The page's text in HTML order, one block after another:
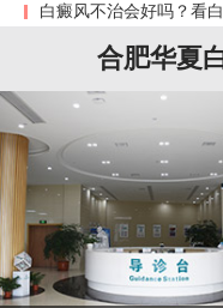
白癜风不治会好吗？看
合肥华夏